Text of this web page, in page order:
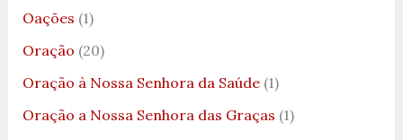
Oações (1)
Oração (20)
Oração à Nossa Senhora da Saúde(1)
Oração a Nossa Senhora das Graças (1)